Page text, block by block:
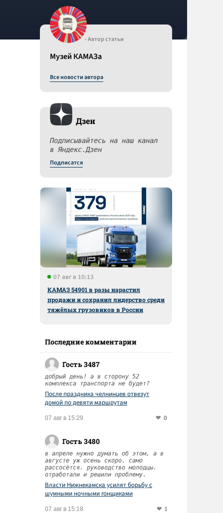
- Автор статьи
Музей КАМАЗа
Все новости автора
Дзен
Подписывайтесь на наш канал
в Яндекс.Дзен
Подписатся
07 авг в 10:13
КАМАЗ 54901 в разы нарастил
продажи и сохранил лидерство среди
тяжёлых грузовиков в России
Последние комментарии
Гость 3487
добрый день! а в сторону 52
комплекса транспорта не будет?
После праздника челнинцев отвезут
домой по девяти маршрутам
07 авг в 15:29 0
Гость 3480
в апреле нужно думать об этом, а в
августе уж осень скоро. само
рассосётся. руководство молодцы.
отработали и решили проблему.
Власти Нижнекамска усилят борьбу с
шумными ночными гонщиками
07 авг в 15:18 1